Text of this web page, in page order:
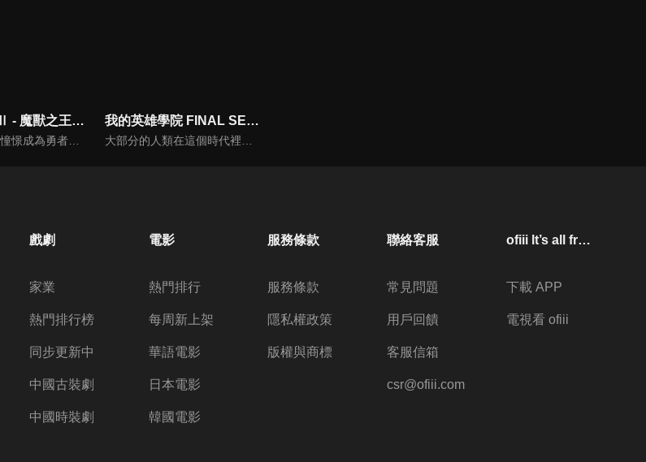
Clevatess Ⅱ - 魔獸之王與虛假的勇者傳承 我的英雄學院 FINAL SEASON
第24集 「聲名狼藉先生」
24分鐘
戲劇
家業
熱門排行榜
同步更新中
中國古裝劇
中國時裝劇
電影
熱門排行
每周新上架
華語電影
日本電影
韓國電影
服務條款
服務條款
隱私權政策
版權與商標
聯絡客服
常見問題
用戶回饋
客服信箱
csr@ofiii.com
ofiii lt’s all free
下載 APP
電視看 ofiii